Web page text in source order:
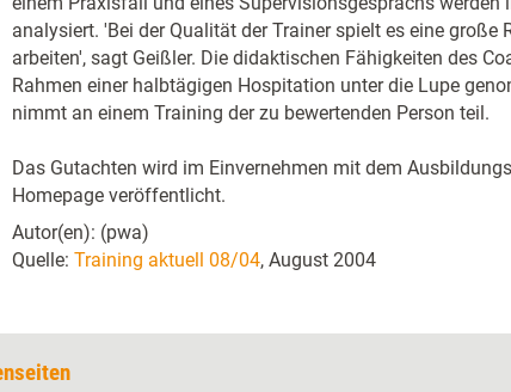
analysiert. 'Bei der Qualität der Trainer spielt es eine große
arbeiten', sagt Geißler. Die didaktischen Fähigkeiten des
Rahmen einer halbtägigen Hospitation unter die Lupe
nimmt an einem Training der zu bewertenden Person teil.
Das Gutachten wird im Einvernehmen mit dem
Homepage veröffentlicht.
Autor(en): (pwa)
Quelle: Training aktuell 08/04, August 2004